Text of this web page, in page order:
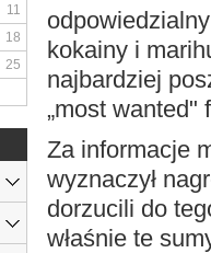
kokainy i
najbardziej
„most wanted"
Za informacje
wyznaczył
dorzucili do
właśnie te
11
18
25